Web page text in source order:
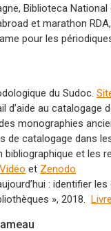
Biblioteca
et marathon
pour les
du Sudoc.
d’aide au catalogage
monographies
de catalogage dans
bibliographique et les
Vidéo et Zenodo
: identifier
», 2018.Livre